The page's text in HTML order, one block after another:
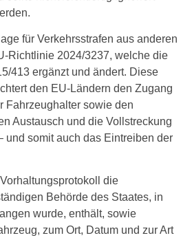
für Verkehrsstrafen aus anderen
Richtlinie 2024/3237, welche die
413 ergänzt und ändert. Diese
den EU-Ländern den Zugang
Fahrzeughalter sowie den
Austausch und die Vollstreckung
und somit auch das Eintreiben der
die
Behörde des Staates, in
wurde, enthält, sowie
zum Ort, Datum und zur Art